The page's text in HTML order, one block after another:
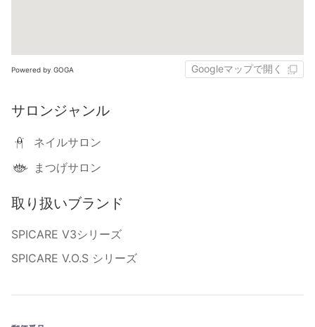
Powered by GOGA Googleマップで開く
サロンジャンル
ネイルサロン
まつげサロン
取り扱いブランド
SPICARE V3シリーズ
SPICARE V.O.S シリーズ